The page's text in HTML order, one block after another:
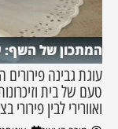
המתכון של השף:
עוגת גבינה
טעם של בית
ואוורירי לבין